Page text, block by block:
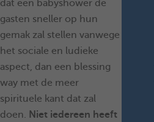
dat een babyshower de
gasten sneller op hun
gemak zal stellen vanwege
het sociale en ludieke
aspect, dan een blessing
way met de meer
spirituele kant dat zal
doen. Niet iedereen heeft